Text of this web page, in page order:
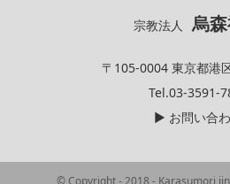
宗教法人 烏
〒105-0004 東京都港
Tel.03-3591-
▶ お問い合
© Copyright - 2018 - Karasumori